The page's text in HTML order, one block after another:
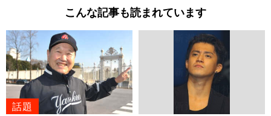
こんな記事も読まれています
話題